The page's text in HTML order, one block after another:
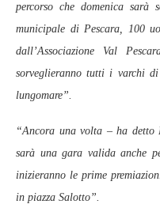
percorso che domenica
municipale di Pescara, 100
dall’Associazione Val
sorveglieranno tutti i varchi
lungomare”.
“Ancora una volta – ha detto
sarà una gara valida anche
inizieranno le prime
in piazza Salotto”.